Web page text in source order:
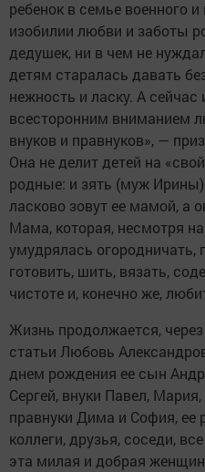
ребенок в семье военного
изобилии любви и заботы
дедушек, ни в чем не
детям старалась давать
нежность и ласку. А
всесторонним вниманием
внуков и правнуков», —
Она не делит детей на
родные: и зять (муж
ласково зовут ее мамой, а
Мама, которая, несмотря
умудрялась огородничать,
готовить, шить, вязать,
чистоте и, конечно же,
Жизнь продолжается,
статьи Любовь
днем рождения ее сын
Сергей, внуки Павел,
правнуки Дима и София, ее
коллеги, друзья, соседи,
эта милая и добрая